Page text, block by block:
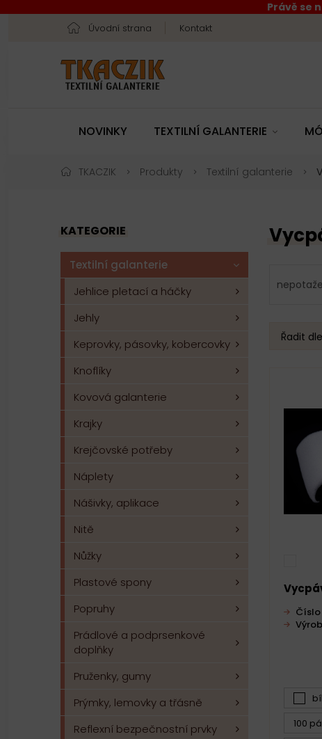
Právě se
Úvodní strana Kontakt
NOVINKY TEXTILNÍ GALANTERIE
TKACZIK Produkty Textilní galanterie
KATEGORIE
Textilní galanterie
Jehlice pletací a háčky
Jehly
Keprovky, pásovky, kobercovky
Knoflíky
Kovová galanterie
Krajky
Krejčovské potřeby
Náplety
Nášivky, aplikace
Nitě
Nůžky
Plastové spony
Popruhy
Prádlové a podprsenkové
doplňky
Pruženky, gumy
Prýmky, lemovky a třásně
Reflexní bezpečnostní prvky
Řadit
Číslo
100